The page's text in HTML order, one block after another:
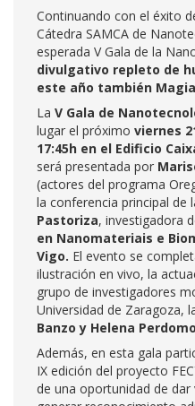
Continuando con el éxito
Cátedra SAMCA de
esperada V Gala de la
divulgativo repleto de
este año también Magia
La V Gala de
lugar el próximo viernes
17:45h en el Edificio
será presentada por
(actores del programa
la conferencia principal de
Pastoriza, investigadora
en Nanomateriais e
Vigo. El evento se
ilustración en vivo, la
grupo de investigadores
Universidad de Zaragoza,
Banzo y Helena
Además, en esta gala
IX edición del proyecto
de una oportunidad de